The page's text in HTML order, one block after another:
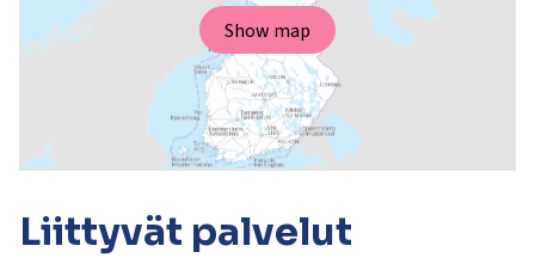
Show map
Liittyvät palvelut